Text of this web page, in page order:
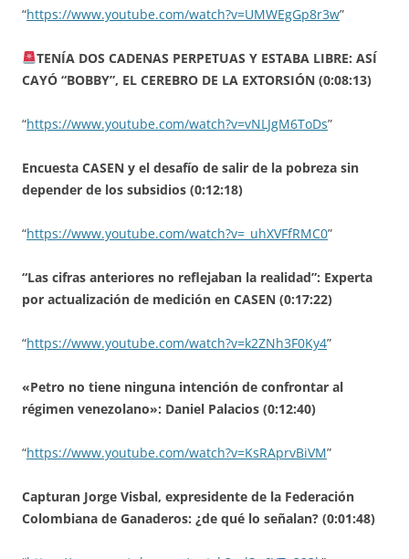
“https://www.youtube.com/watch?v=UMWEgGp8r3w”
TENÍA DOS CADENAS PERPETUAS Y ESTABA LIBRE: ASÍ
CAYÓ “BOBBY”, EL CEREBRO DE LA EXTORSIÓN (0:08:13)
“https://www.youtube.com/watch?v=vNLJgM6ToDs”
Encuesta CASEN y el desafío de salir de la pobreza sin
depender de los subsidios (0:12:18)
“https://www.youtube.com/watch?v=_uhXVFfRMC0”
“Las cifras anteriores no reflejaban la realidad”: Experta
por actualización de medición en CASEN (0:17:22)
“https://www.youtube.com/watch?v=k2ZNh3F0Ky4”
«Petro no tiene ninguna intención de confrontar al
régimen venezolano»: Daniel Palacios (0:12:40)
“https://www.youtube.com/watch?v=KsRAprvBiVM”
Capturan Jorge Visbal, expresidente de la Federación
Colombiana de Ganaderos: ¿de qué lo señalan? (0:01:48)